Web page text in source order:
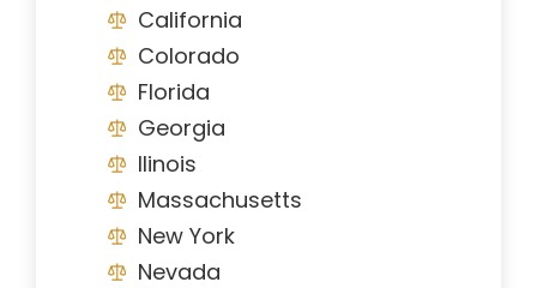
California
Colorado
Florida
Georgia
Ilinois
Massachusetts
New York
Nevada